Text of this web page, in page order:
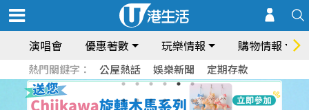
演唱會 優惠著數 玩樂情報 購物情報
熱門關鍵字： 公屋熱話 娛樂新聞 定期存款